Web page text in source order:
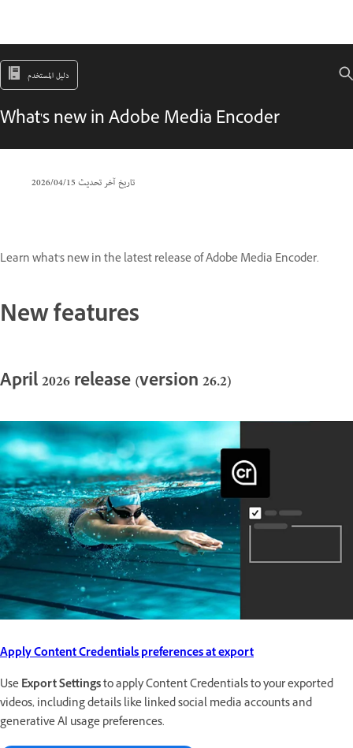
دليل المستخدم
What's new in Adobe Media Encoder
تاريخ آخر تحديث15‏/04‏/2026
Learn what's new in the latest release of Adobe Media Encoder.
New features
April 2026 release (version 26.2)
Apply Content Credentials preferences at export
UseExport Settingsto apply Content Credentials to your exported
videos, including details like linked social media accounts and
generative AI usage preferences.